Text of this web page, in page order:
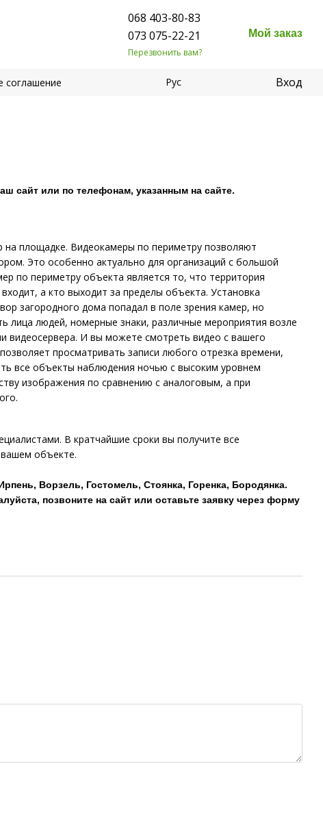
068 403-80-83
073 075-22-21
Перезвонить вам?
Мой заказ
соглашение
Рус Вход
сайт или по телефонам, указанным на сайте.
площадке. Видеокамеры по периметру позволяют
Это особенно актуально для организаций с большой
по периметру объекта является то, что территория
а кто выходит за пределы объекта. Установка
загородного дома попадал в поле зрения камер, но
людей, номерные знаки, различные мероприятия возле
видеосервера. И вы можете смотреть видео с вашего
просматривать записи любого отрезка времени,
все объекты наблюдения ночью с высоким уровнем
изображения по сравнению с аналоговым, а при
В кратчайшие сроки вы получите все
объекте.
Ворзель, Гостомель, Стоянка, Горенка, Бородянка.
позвоните на сайт или оставьте заявку через форму